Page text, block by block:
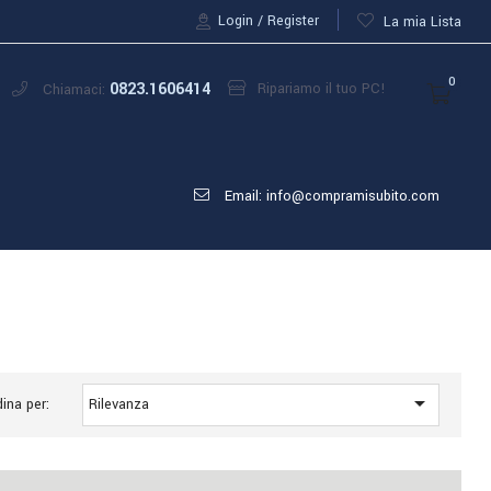
La mia Lista
Login Register
0
Chiamaci: 0823.1606414 Ripariamo il tuo PC!
Email: info@compramisubito.com
per: Rilevanza 